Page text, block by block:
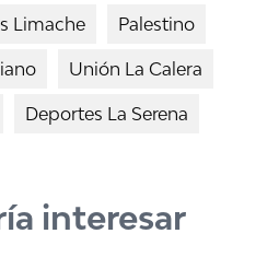
Limache Palestino
Unión La Calera
Deportes La Serena
interesar